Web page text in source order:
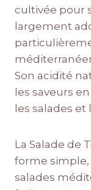
cultivée pour
largement
Son acidité
les saveurs
les salades et
La Salade de
forme
salades